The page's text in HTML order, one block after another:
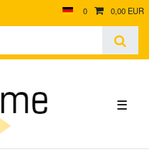
0 0,00 EUR
☰